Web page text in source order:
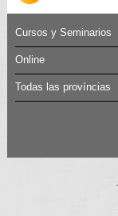
Cursos y Seminarios
Online
Todas las províncias